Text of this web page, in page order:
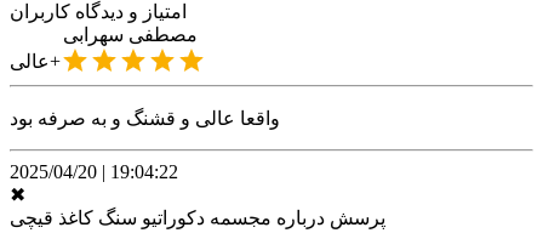
امتیاز و دیدگاه کاربران
مصطفی سهرابی
عالی+
واقعا عالی و قشنگ و به صرفه بود
2025/04/20 | 19:04:22
✖
پرسش درباره مجسمه دکوراتیو سنگ کاغذ قیچی